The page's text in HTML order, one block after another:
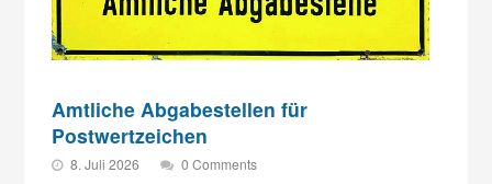
Amtliche Abgabestellen für
Postwertzeichen
8. Juli 2026 0 Comments